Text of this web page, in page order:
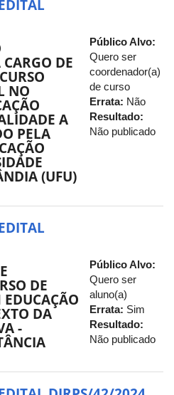
DE
NO
A
PELA
(UFU)
Público Alvo:
Quero ser
coordenador(a)
de curso
Errata: Não
Resultado:
Não publicado
DE
EDUCAÇÃO
DA
-
Público Alvo:
Quero ser
aluno(a)
Errata: Sim
Resultado:
Não publicado